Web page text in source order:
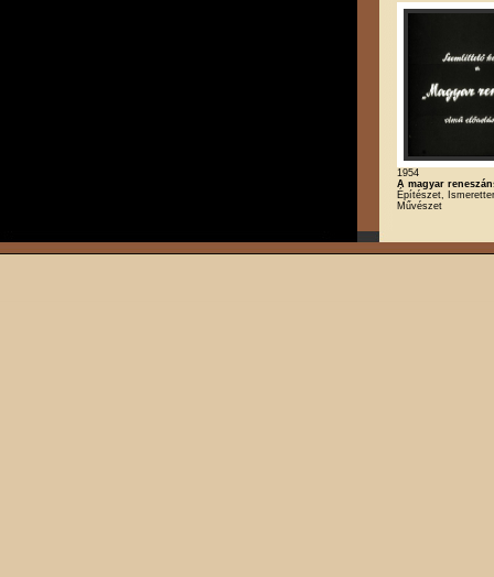
1954
A magyar
Építészet,
Művészet